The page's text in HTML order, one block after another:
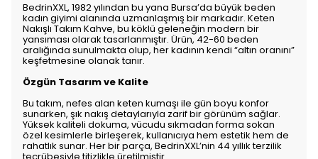
BedrinXXL, 1982 yılından bu yana Bursa’da büyük beden
kadın giyimi alanında uzmanlaşmış bir markadır. Keten
Nakışlı Takım Kahve, bu köklü geleneğin modern bir
yansıması olarak tasarlanmıştır. Ürün, 42-60 beden
aralığında sunulmakta olup, her kadının kendi “altın oranını”
keşfetmesine olanak tanır.
Özgün Tasarım ve Kalite
Bu takım, nefes alan keten kumaşı ile gün boyu konfor
sunarken, şık nakış detaylarıyla zarif bir görünüm sağlar.
Yüksek kaliteli dokuma, vücudu sıkmadan forma sokan
özel kesimlerle birleşerek, kullanıcıya hem estetik hem de
rahatlık sunar. Her bir parça, BedrinXXL’nin 44 yıllık terzilik